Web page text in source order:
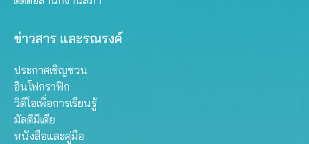
ข่าวสาร และรณรงค์
ประกาศเชิญชวน
อินโฟกราฟิก
วิดีโอเพื่อการเรียนรู้
มัลติมีเดีย
หนังสือและคู่มือ